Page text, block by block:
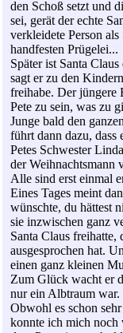
den Schoß setzt und
sei, gerät der echte
verkleidete Person
handfesten Prügelei...
Später ist Santa
sagt er zu den
freihabe. Der jüngere
Pete zu sein, was zu
Junge bald den
führt dann dazu, dass
Petes Schwester
der Weihnachtsmann
Alle sind erst einmal
Eines Tages meint
wünschte, du hättest
sie inzwischen ganz
Santa Claus freihatte,
ausgesprochen hat.
einen ganz kleinen
Zum Glück wacht er
nur ein Albtraum war.
Obwohl es schon
konnte ich mich noch